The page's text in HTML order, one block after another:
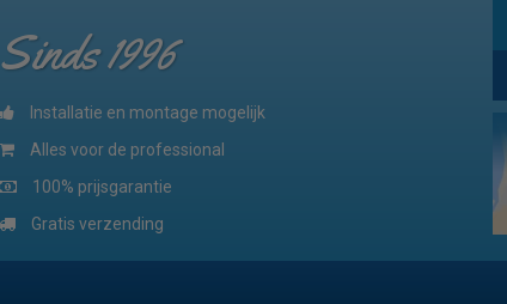
Sinds 1996
Installatie en montage mogelijk
Alles voor de professional
100% prijsgarantie
Gratis verzending